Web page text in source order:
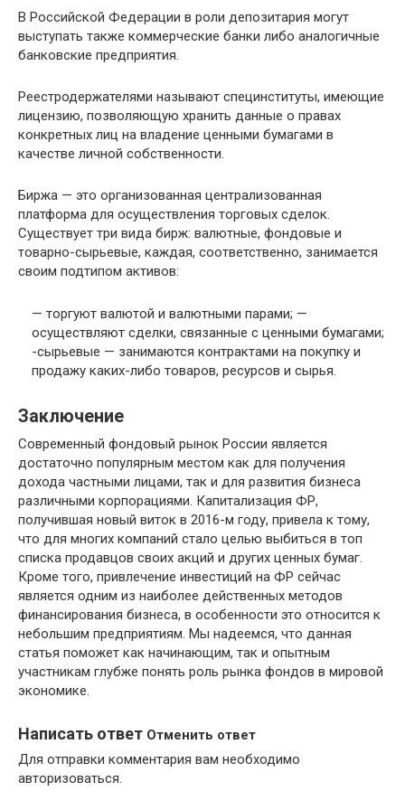
В Российской Федерации в роли депозитария могут
выступать также коммерческие банки либо аналогичные
банковские предприятия.
Реестродержателями называют специнституты, имеющие
лицензию, позволяющую хранить данные о правах
конкретных лиц на владение ценными бумагами в
качестве личной собственности.
Биржа — это организованная централизованная
платформа для осуществления торговых сделок.
Существует три вида бирж: валютные, фондовые и
товарно-сырьевые, каждая, соответственно, занимается
своим подтипом активов:
— торгуют валютой и валютными парами; —
осуществляют сделки, связанные с ценными бумагами;
-сырьевые — занимаются контрактами на покупку и
продажу каких-либо товаров, ресурсов и сырья.
Заключение
Современный фондовый рынок России является
достаточно популярным местом как для получения
дохода частными лицами, так и для развития бизнеса
различными корпорациями. Капитализация ФР,
получившая новый виток в 2016-м году, привела к тому,
что для многих компаний стало целью выбиться в топ
списка продавцов своих акций и других ценных бумаг.
Кроме того, привлечение инвестиций на ФР сейчас
является одним из наиболее действенных методов
финансирования бизнеса, в особенности это относится к
небольшим предприятиям. Мы надеемся, что данная
статья поможет как начинающим, так и опытным
участникам глубже понять роль рынка фондов в мировой
экономике.
Написать ответ Отменить ответ
Для отправки комментария вам необходимо
авторизоваться.